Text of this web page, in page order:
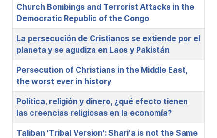
Church Bombings and Terrorist Attacks in the
Democratic Republic of the Congo
La persecución de Cristianos se extiende por el
planeta y se agudiza en Laos y Pakistán
Persecution of Christians in the Middle East,
the worst ever in history
Política, religión y dinero, ¿qué efecto tienen
las creencias religiosas en la economía?
Taliban 'Tribal Version': Shari'a is not the Same